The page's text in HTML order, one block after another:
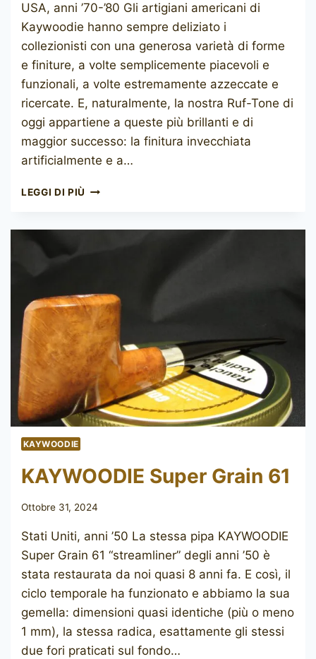
USA, anni ’70-’80 Gli artigiani americani di
Kaywoodie hanno sempre deliziato i
collezionisti con una generosa varietà di forme
e finiture, a volte semplicemente piacevoli e
funzionali, a volte estremamente azzeccate e
ricercate. E, naturalmente, la nostra Ruf-Tone di
oggi appartiene a queste più brillanti e di
maggior successo: la finitura invecchiata
artificialmente e a…
LEGGI DI PIÙ KAYWOODIE
KAYWOODIE
KAYWOODIE Super Grain 61
Ottobre 31, 2024
Stati Uniti, anni ’50 La stessa pipa KAYWOODIE
Super Grain 61 “streamliner” degli anni ’50 è
stata restaurata da noi quasi 8 anni fa. E così, il
ciclo temporale ha funzionato e abbiamo la sua
gemella: dimensioni quasi identiche (più o meno
1 mm), la stessa radica, esattamente gli stessi
due fori praticati sul fondo…